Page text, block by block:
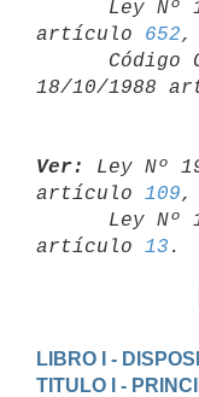
artículo 652,
18/10/1988
Ver:
Ley Nº
artículo 109,
artículo 13
LIBRO I -
TITULO I -